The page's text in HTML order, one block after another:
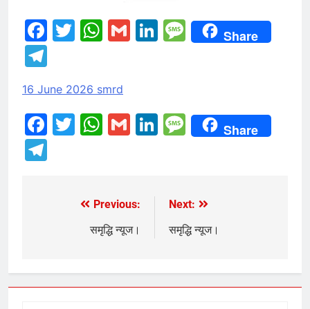
Facebook
Twitter
WhatsApp
GmailLinkedIn
Message
Share
16 June 2026 smrd
Facebook
Twitter
WhatsApp
GmailLinkedIn
Message
Share
navigation
Previous:
समृद्धि न्यूज।
Next:
समृद्धि न्यूज।